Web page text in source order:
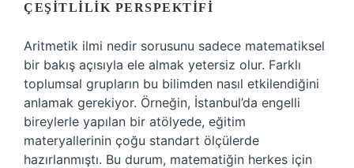
ÇEŞITLILIK PERSPEKTIFI
Aritmetik ilmi nedir sorusunu sadece matematiksel
bir bakış açısıyla ele almak yetersiz olur. Farklı
toplumsal grupların bu bilimden nasıl etkilendiğini
anlamak gerekiyor. Örneğin, İstanbul’da engelli
bireylerle yapılan bir atölyede, eğitim
materyallerinin çoğu standart ölçülerde
hazırlanmıştı. Bu durum, matematiğin herkes için